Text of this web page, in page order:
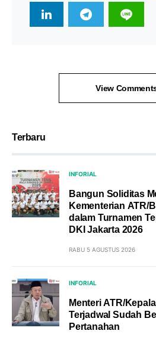
View
Terbaru
INFORIAL
Bangun Soliditas
Kementerian ATR/
dalam Turnamen
DKI Jakarta 2026
RABU 5 AGUSTUS 2026
INFORIAL
Menteri ATR/
Terjadwal Sudah
Pertanahan